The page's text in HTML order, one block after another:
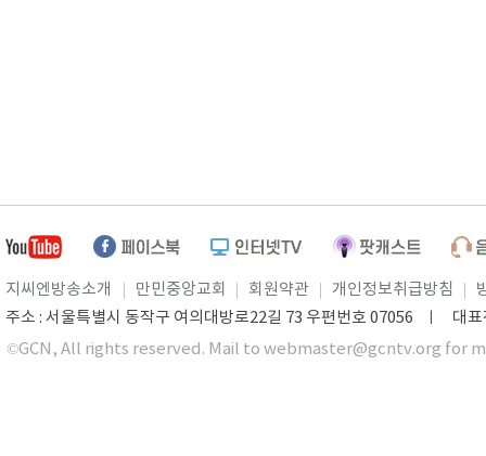
지씨엔방송소개 만민중앙교회 회원약관 개인정보취급방침
주소 : 서울특별시 동작구 여의대방로22길 73 우편번호 07056 ㅣ 대
©GCN, All rights reserved. Mail to webmaster@gcntv.org for